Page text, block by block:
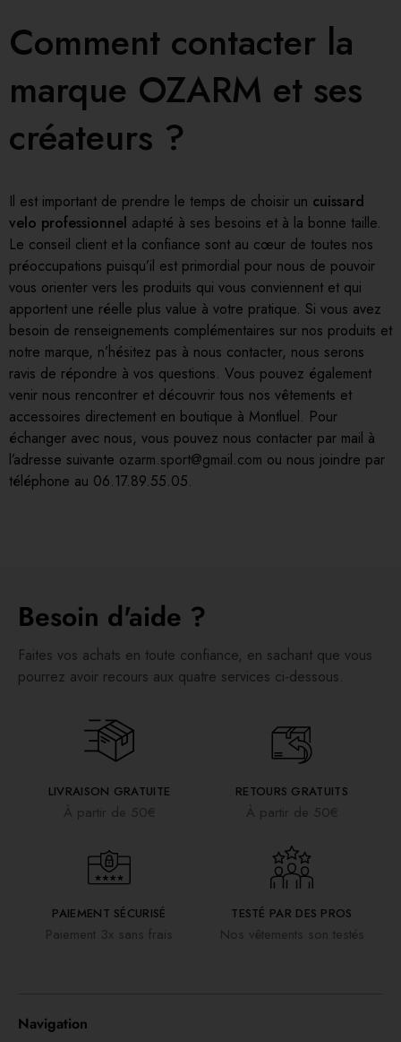
Comment contacter la
marque OZARM et ses
créateurs ?
Il est important de prendre le temps de choisir un cuissard
velo professionnel adapté à ses besoins et à la bonne taille.
Le conseil client et la confiance sont au cœur de toutes nos
préoccupations puisqu’il est primordial pour nous de pouvoir
vous orienter vers les produits qui vous conviennent et qui
apportent une réelle plus value à votre pratique. Si vous avez
besoin de renseignements complémentaires sur nos produits et
notre marque, n’hésitez pas à nous contacter, nous serons
ravis de répondre à vos questions. Vous pouvez également
venir nous rencontrer et découvrir tous nos vêtements et
accessoires directement en boutique à Montluel. Pour
échanger avec nous, vous pouvez nous contacter par mail à
l’adresse suivante ozarm.sport@gmail.com ou nous joindre par
téléphone au 06.17.89.55.05.
Besoin d'aide ?
Faites vos achats en toute confiance, en sachant que vous
pourrez avoir recours aux quatre services ci-dessous.
LIVRAISON GRATUITE
À partir de 50€
RETOURS GRATUITS
À partir de 50€
PAIEMENT SÉCURISÉ
Paiement 3x sans frais
TESTÉ PAR DES PROS
Nos vêtements son testés
Navigation